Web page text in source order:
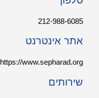
212-988-6085
אתר אינטרנט
https://www.sepharad.org/
שירותים